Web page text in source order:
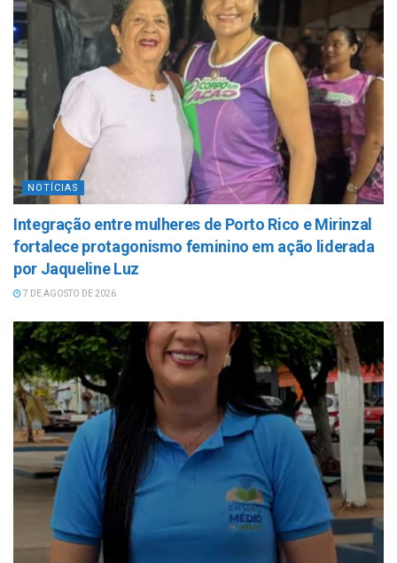
NOTÍCIAS
Integração entre mulheres de Porto Rico e Mirinzal
fortalece protagonismo feminino em ação liderada
por Jaqueline Luz
7 DE AGOSTO DE 2026